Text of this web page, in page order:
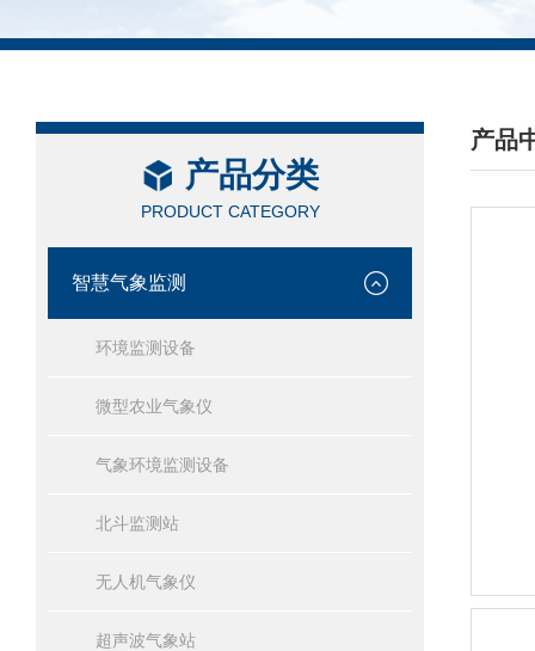
产品分类
PRODUCT CATEGORY
智慧气象监测
环境监测设备
微型农业气象仪
气象环境监测设备
北斗监测站
无人机气象仪
超声波气象站
产品
/